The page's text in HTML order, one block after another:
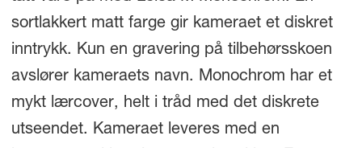
sortlakkert matt farge gir kameraet et diskret
inntrykk. Kun en gravering på tilbehørsskoen
avslører kameraets navn. Monochrom har et
mykt lærcover, helt i tråd med det diskrete
utseendet. Kameraet leveres med en